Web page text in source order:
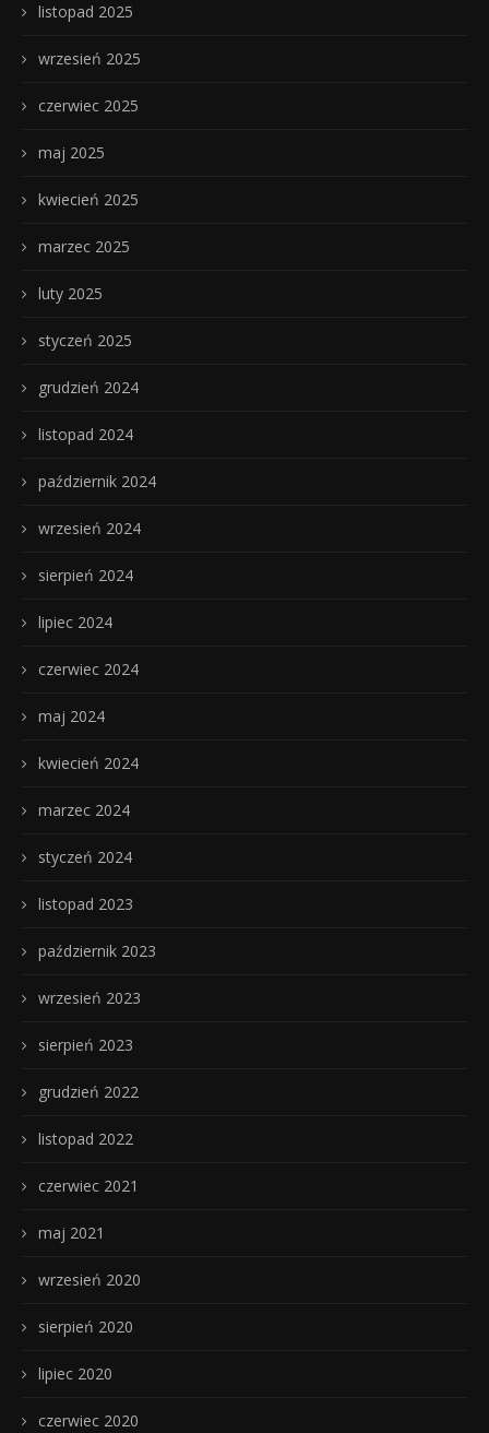
listopad 2025
wrzesień 2025
czerwiec 2025
maj 2025
kwiecień 2025
marzec 2025
luty 2025
styczeń 2025
grudzień 2024
listopad 2024
październik 2024
wrzesień 2024
sierpień 2024
lipiec 2024
czerwiec 2024
maj 2024
kwiecień 2024
marzec 2024
styczeń 2024
listopad 2023
październik 2023
wrzesień 2023
sierpień 2023
grudzień 2022
listopad 2022
czerwiec 2021
maj 2021
wrzesień 2020
sierpień 2020
lipiec 2020
czerwiec 2020